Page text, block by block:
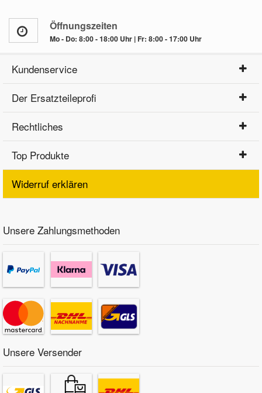
Öffnungszeiten
Mo - Do: 8:00 - 18:00 Uhr | Fr: 8:00 - 17:00 Uhr
Kundenservice
Der Ersatzteileprofi
Rechtliches
Top Produkte
Widerruf erklären
Unsere Zahlungsmethoden
Unsere Versender